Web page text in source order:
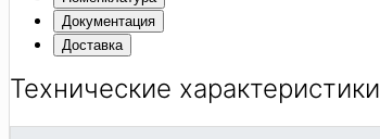
Документация
Доставка
Технические характеристики